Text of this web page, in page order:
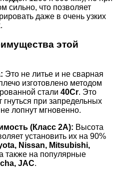
сильно, что позволяет
даже в очень узких
этой
Это не литье и не сварная
изготовлено методом
стали 40Cr. Это
гнуться при запредельных
не лопнут мгновенно.
(Класс 2А): Высота
установить их на 90%
Nissan, Mitsubishi,
также на популярные
JAC.